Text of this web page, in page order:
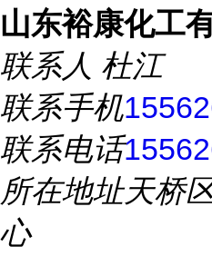
山东裕康化工
联系人 杜江
联系手机
联系电话
所在地址天桥
心